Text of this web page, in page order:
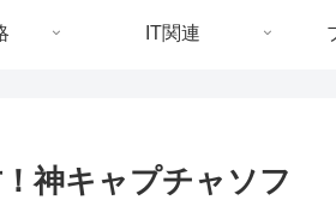
IT関連
神キャプチャソフ